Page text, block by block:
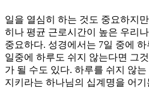
일을 열심히 하는 것도 중요하지
히나 평균 근로시간이 높은 우리
중요하다. 성경에서는 7일 중에
일중에 하루도 쉬지 않는다면 그
가 될 수도 있다. 하루를 쉬지 않
지키라는 하나님의 십계명을 어